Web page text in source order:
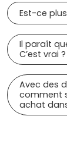
Est-ce
Il paraît
C’est vrai ?
Avec des
comment
achat